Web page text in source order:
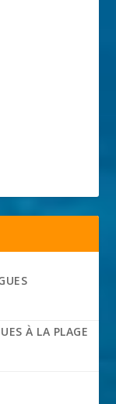
À LA PLAGE